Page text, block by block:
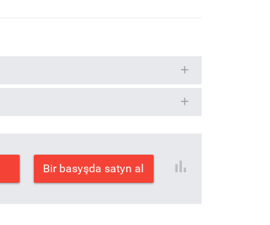
Bir basyşda satyn al